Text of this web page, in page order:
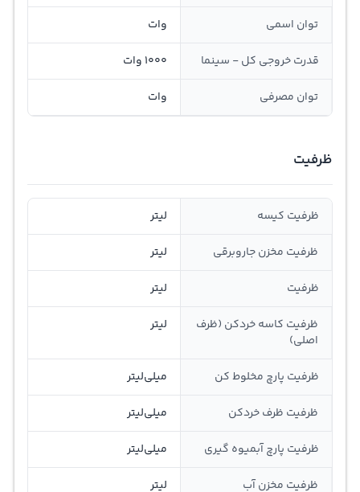
توان اسمی وات
قدرت خروجی کل - سینما 1000 وات
توان مصرفی وات
ظرفیت
ظرفیت کیسه لیتر
ظرفیت مخزن جاروبرقی لیتر
ظرفیت لیتر
ظرفیت کاسه خردکن (ظرف
اصلی)
لیتر
ظرفیت پارچ مخلوط کن میلی‌لیتر
ظرفیت ظرف خردکن میلی‌لیتر
ظرفیت پارچ آبمیوه گیری میلی‌لیتر
ظرفیت مخزن آب لیتر